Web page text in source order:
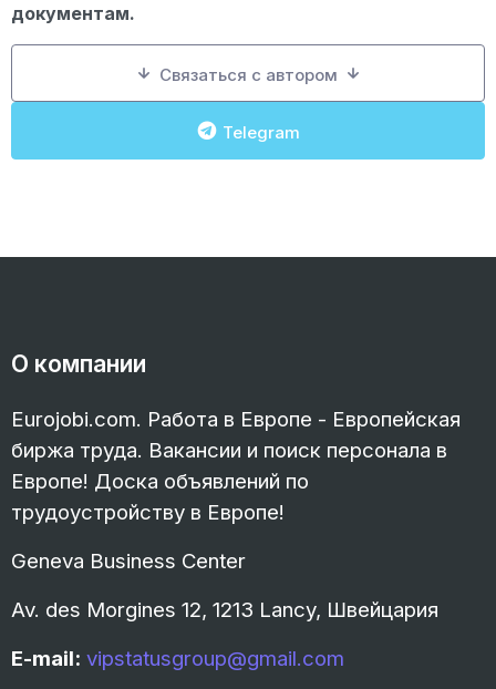
документам.
Связаться с автором
Telegram
О компании
Eurojobi.com. Работа в Европе - Европейская
биржа труда. Вакансии и поиск персонала в
Европе! Доска объявлений по
трудоустройству в Европе!
Geneva Business Center
Av. des Morgines 12, 1213 Lancy, Швейцария
E-mail: vipstatusgroup@gmail.com